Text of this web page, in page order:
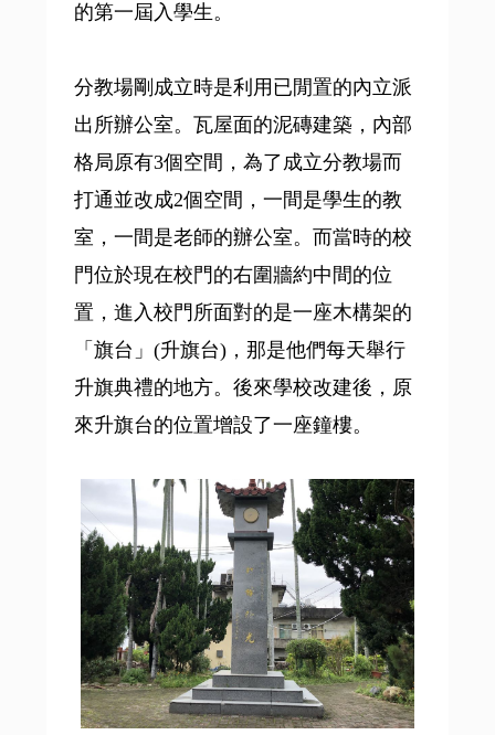
的第一屆入學生。
分教場剛成立時是利用已閒置的內立派
出所辦公室。瓦屋面的泥磚建築，內部
格局原有3個空間，為了成立分教場而
打通並改成2個空間，一間是學生的教
室，一間是老師的辦公室。而當時的校
門位於現在校門的右圍牆約中間的位
置，進入校門所面對的是一座木構架的
「旗台」(升旗台)，那是他們每天舉行
升旗典禮的地方。後來學校改建後，原
來升旗台的位置增設了一座鐘樓。